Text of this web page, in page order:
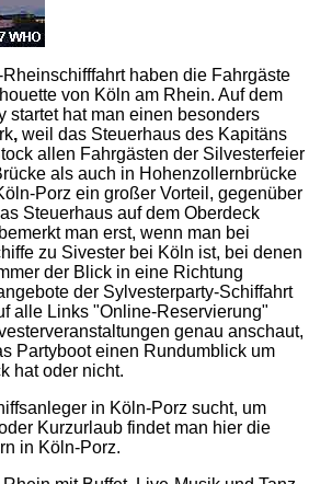
haben die Fahrgäste
von Köln am Rhein. Auf dem
startet hat man einen besonders
, weil das Steuerhaus des Kapitäns
allen Fahrgästen der Silvesterfeier
als auch in Hohenzollernbrücke
Porz ein großer Vorteil, gegenüber
Steuerhaus auf dem Oberdeck
man erst, wenn man bei
zu Sivester bei Köln ist, bei denen
der Blick in eine Richtung
der Sylvesterparty-Schiffahrt
alle Links "Online-Reservierung"
genau anschaut,
Partyboot einen Rundumblick um
hat oder nicht.
in Köln-Porz sucht, um
Kurzurlaub findet man hier die
in Köln-Porz.